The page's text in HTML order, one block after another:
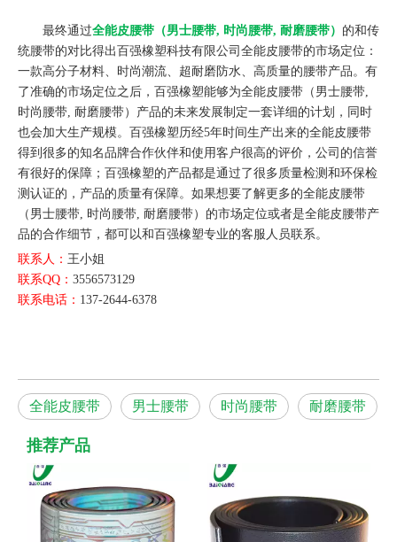
最终通过全能皮腰带（男士腰带, 时尚腰带, 耐磨腰带） 的和传
统腰带的对比得出百强橡塑科技有限公司全能皮腰带的市场定位：
一款高分子材料、时尚潮流、超耐磨防水、高质量的腰带产品。有
了准确的市场定位之后，百强橡塑能够为全能皮腰带（男士腰带,
时尚腰带, 耐磨腰带）产品的未来发展制定一套详细的计划，同时
也会加大生产规模。百强橡塑历经5年时间生产出来的全能皮腰带
得到很多的知名品牌合作伙伴和使用客户很高的评价，公司的信誉
有很好的保障；百强橡塑的产品都是通过了很多质量检测和环保检
测认证的，产品的质量有保障。如果想要了解更多的全能皮腰带
（男士腰带, 时尚腰带, 耐磨腰带）的市场定位或者是全能皮腰带产
品的合作细节，都可以和百强橡塑专业的客服人员联系。
联系人： 王小姐
联系QQ： 3556573129
联系电话： 137-2644-6378
全能皮腰带 男士腰带 时尚腰带 耐磨腰带
推荐产品